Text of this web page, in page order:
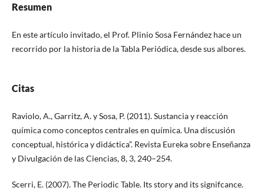
Resumen
En este artículo invitado, el Prof. Plinio Sosa Fernández hace un
recorrido por la historia de la Tabla Periódica, desde sus albores.
Citas
Raviolo, A., Garritz, A. y Sosa, P. (2011). Sustancia y reacción
química como conceptos centrales en química. Una discusión
conceptual, histórica y didáctica”. Revista Eureka sobre Enseñanza
y Divulgación de las Ciencias, 8, 3, 240–254.
Scerri, E. (2007). The Periodic Table. Its story and its signifcance.